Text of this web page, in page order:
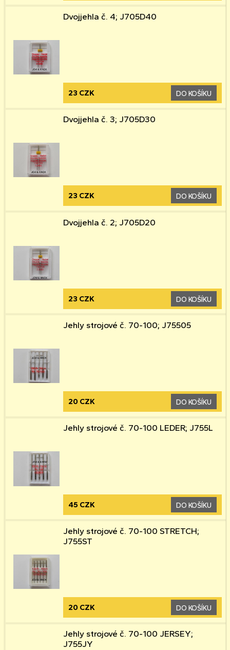
Dvojjehla č. 4; J705D40
23 CZK DO KOŠÍKU
Dvojjehla č. 3; J705D30
23 CZK DO KOŠÍKU
Dvojjehla č. 2; J705D20
23 CZK DO KOŠÍKU
Jehly strojové č. 70-100; J75505
20 CZK DO KOŠÍKU
Jehly strojové č. 70-100 LEDER; J755L
45 CZK DO KOŠÍKU
Jehly strojové č. 70-100 STRETCH;
J755ST
20 CZK DO KOŠÍKU
Jehly strojové č. 70-100 JERSEY;
J755JY